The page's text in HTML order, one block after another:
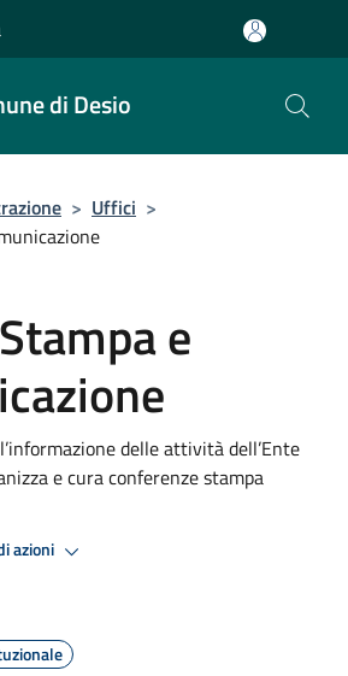
di Desio
> Uffici >
e
delle attività dell’Ente
e cura conferenze stampa
azioni